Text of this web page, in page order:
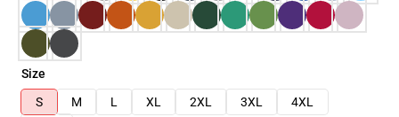
Size
S
M L XL 2XL 3XL
4XL